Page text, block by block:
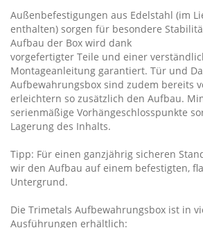
Außenbefestigungen aus Edelstahl (im
enthalten) sorgen für besondere
Aufbau der Box wird dank
vorgefertigter Teile und einer
Montageanleitung garantiert. Tür und
Aufbewahrungsbox sind zudem bereits
erleichtern so zusätzlich den Aufbau.
serienmäßige Vorhängeschlosspunkte
Lagerung des Inhalts.
Tipp: Für einen ganzjährig sicheren
wir den Aufbau auf einem befestigten,
Untergrund.
Die Trimetals Aufbewahrungsbox ist in
Ausführungen erhältlich: